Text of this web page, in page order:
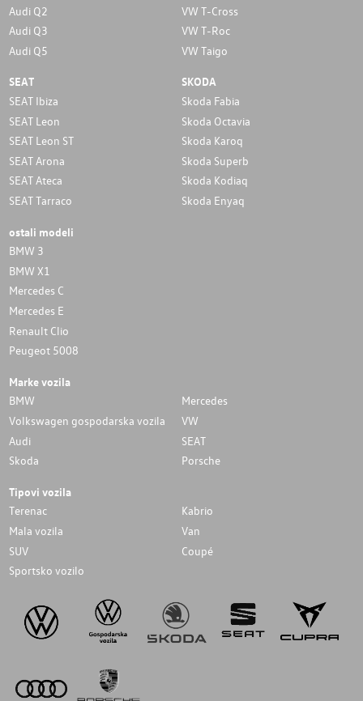
Audi Q2
Audi Q3
Audi Q5
VW T-Cross
VW T-Roc
VW Taigo
SEAT
SEAT Ibiza
SEAT Leon
SEAT Leon ST
SEAT Arona
SEAT Ateca
SEAT Tarraco
SKODA
Skoda Fabia
Skoda Octavia
Skoda Karoq
Skoda Superb
Skoda Kodiaq
Skoda Enyaq
ostali modeli
BMW 3
BMW X1
Mercedes C
Mercedes E
Renault Clio
Peugeot 5008
Marke vozila
BMW
Mercedes
Volkswagen gospodarska vozila
VW
Audi
SEAT
Skoda
Porsche
Tipovi vozila
Terenac
Kabrio
Mala vozila
Van
SUV
Coupé
Sportsko vozilo